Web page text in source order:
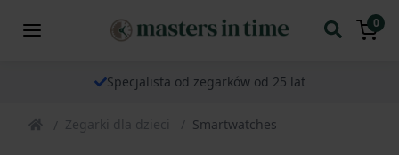
0
Specjalista od zegarków od 25 lat
Zegarki dla dzieci Smartwatches